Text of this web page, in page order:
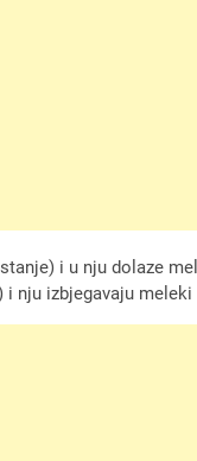
i u nju dolaze
izbjegavaju